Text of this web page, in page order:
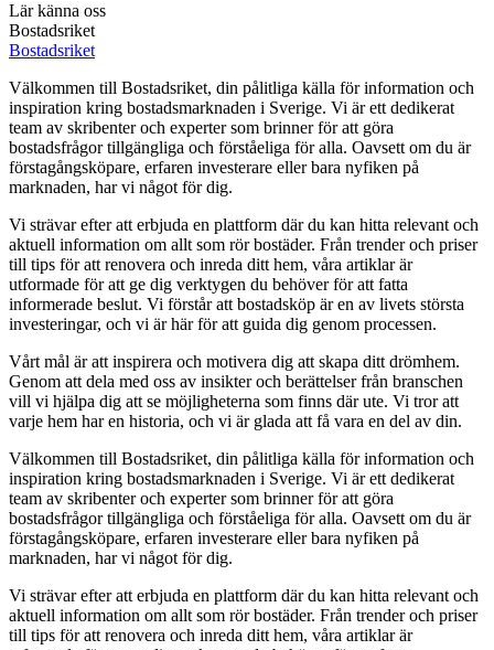
Lär känna oss
Bostadsriket
Bostadsriket
Välkommen till Bostadsriket, din pålitliga källa för information och
inspiration kring bostadsmarknaden i Sverige. Vi är ett dedikerat
team av skribenter och experter som brinner för att göra
bostadsfrågor tillgängliga och förståeliga för alla. Oavsett om du är
förstagångsköpare, erfaren investerare eller bara nyfiken på
marknaden, har vi något för dig.
Vi strävar efter att erbjuda en plattform där du kan hitta relevant och
aktuell information om allt som rör bostäder. Från trender och priser
till tips för att renovera och inreda ditt hem, våra artiklar är
utformade för att ge dig verktygen du behöver för att fatta
informerade beslut. Vi förstår att bostadsköp är en av livets största
investeringar, och vi är här för att guida dig genom processen.
Vårt mål är att inspirera och motivera dig att skapa ditt drömhem.
Genom att dela med oss av insikter och berättelser från branschen
vill vi hjälpa dig att se möjligheterna som finns där ute. Vi tror att
varje hem har en historia, och vi är glada att få vara en del av din.
Välkommen till Bostadsriket, din pålitliga källa för information och
inspiration kring bostadsmarknaden i Sverige. Vi är ett dedikerat
team av skribenter och experter som brinner för att göra
bostadsfrågor tillgängliga och förståeliga för alla. Oavsett om du är
förstagångsköpare, erfaren investerare eller bara nyfiken på
marknaden, har vi något för dig.
Vi strävar efter att erbjuda en plattform där du kan hitta relevant och
aktuell information om allt som rör bostäder. Från trender och priser
till tips för att renovera och inreda ditt hem, våra artiklar är